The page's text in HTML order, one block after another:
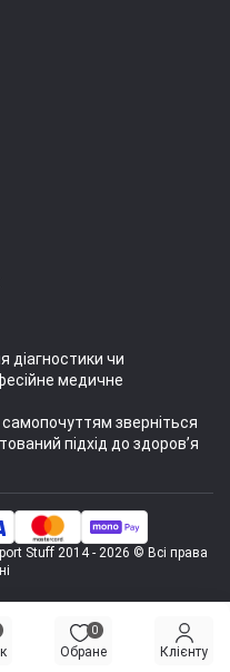
0
Обране Клієнту
діагностики чи
медичне
зверніться
підхід до здоров’я
Stuff 2014 - 2026 © Всі права